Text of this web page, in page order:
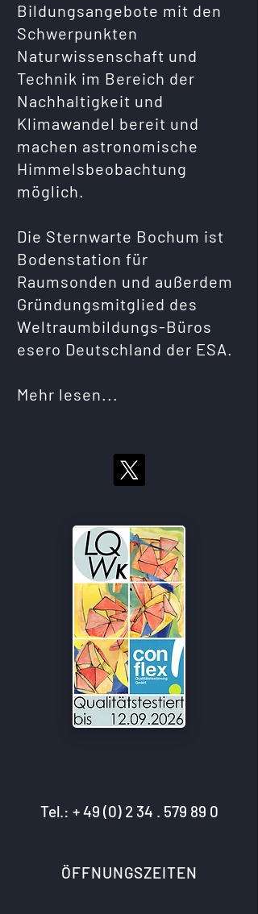
Bildungsangebote mit den
Schwerpunkten
Naturwissenschaft und
Technik im Bereich der
Nachhaltigkeit und
Klimawandel bereit und
machen astronomische
Himmelsbeobachtung
möglich.
Die Sternwarte Bochum ist
Bodenstation für
Raumsonden und außerdem
Gründungsmitglied des
Weltraumbildungs-Büros
esero Deutschland der ESA.
Mehr lesen...
Tel.: +49 (0) 2 34 . 579 89 0
ÖFFNUNGSZEITEN